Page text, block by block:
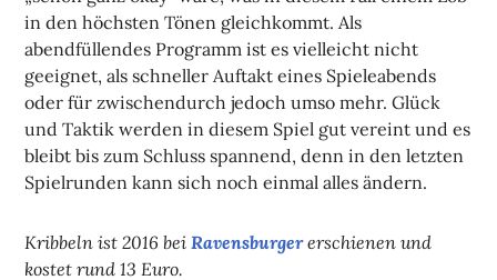
in den höchsten Tönen gleichkommt. Als
abendfüllendes Programm ist es vielleicht nicht
geeignet, als schneller Auftakt eines Spieleabends
oder für zwischendurch jedoch umso mehr. Glück
und Taktik werden in diesem Spiel gut vereint und es
bleibt bis zum Schluss spannend, denn in den letzten
Spielrunden kann sich noch einmal alles ändern.
Kribbeln ist 2016 bei Ravensburgererschienenund
kostet rund 13 Euro.